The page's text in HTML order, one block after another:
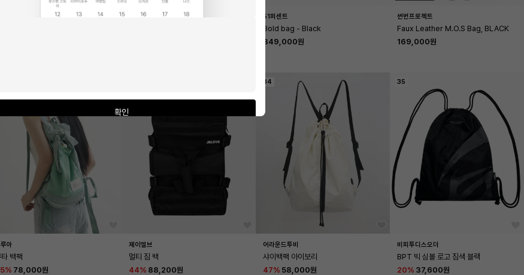
무센트 51퍼센트
Bold bag - Black
349,000원
썬번프로젝트
Faux Leather M.O.S Bag, BLACK
169,000원
아
백팩
% 78,000원
제이엘브
멀티 짐 백
44% 88,200원
34
어라운드투비
샤이백팩 아이보리
47% 58,000원
35
비피투디스오더
BPT 빅 심볼 로고 짐색 블랙
20% 37,600원
확인